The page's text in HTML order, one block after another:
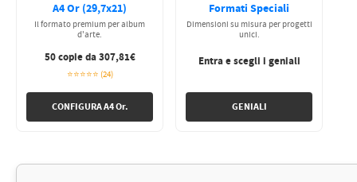
A4 Or (29,7x21)
Il formato premium per album
d'arte.
50 copie da 307,81€
⭐⭐⭐⭐⭐ (24)
CONFIGURA A4 Or.
Formati Speciali
Dimensioni su misura per progetti
unici.
Entra e scegli i geniali
GENIALI